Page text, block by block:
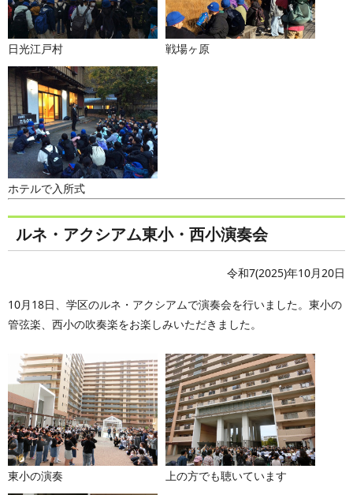
日光江戸村 戦場ヶ原
ホテルで入所式
ルネ・アクシアム東小・西小演奏会
令和7(2025)年10月20日
10月18日、学区のルネ・アクシアムで演奏会を行いました。東小の
管弦楽、西小の吹奏楽をお楽しみいただきました。
東小の演奏 上の方でも聴いています